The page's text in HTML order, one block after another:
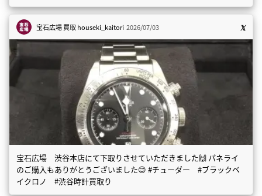
宝石広場 買取houseki_kaitori 2026/07/03
宝石広場 渋谷本店にて下取りさせていただきました🙌 パネライ
のご購入もありがとうございました😊 #チューダー #ブラックベ
イクロノ #渋谷時計買取り